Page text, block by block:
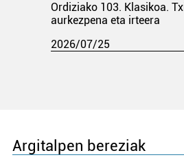
Ordiziako 103. Klasikoa.
aurkezpena eta irteera
2026/07/25
Argitalpen bereziak